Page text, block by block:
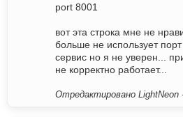
port 8001
вот эта строка мне не
больше не использует
сервис но я не уверен...
не корректно работает...
Отредактировано LightNeon